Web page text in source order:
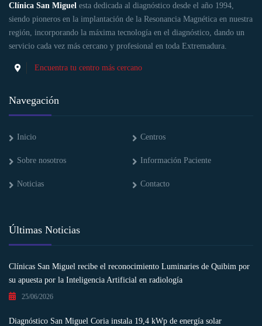
Clínica San Miguel esta dedicada al diagnóstico desde el año 1994,
siendo pioneros en la implantación de la Resonancia Magnética en nuestra
región, incorporando la máxima tecnología en el diagnóstico, dando un
servicio cada vez más cercano y profesional en toda Extremadura.
Encuentra tu centro más cercano
Navegación
Inicio Centros
Sobre nosotros Información Paciente
Noticias Contacto
Últimas Noticias
Clínicas San Miguel recibe el reconocimiento Luminaries de Quibim por
su apuesta por la Inteligencia Artificial en radiología
25/06/2026
Diagnóstico San Miguel Coria instala 19,4 kWp de energía solar